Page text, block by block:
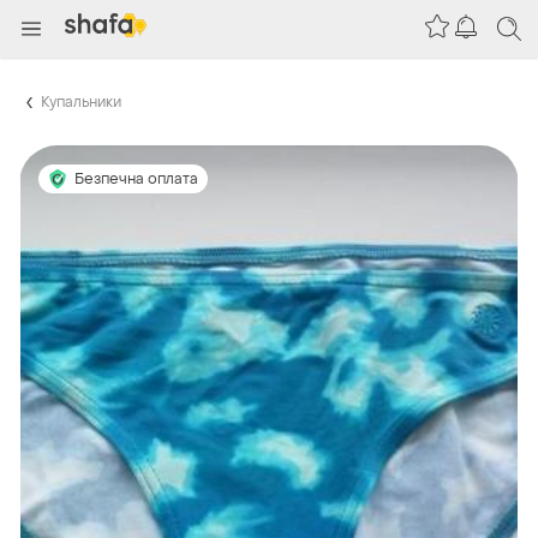
Купальники
Безпечна оплата